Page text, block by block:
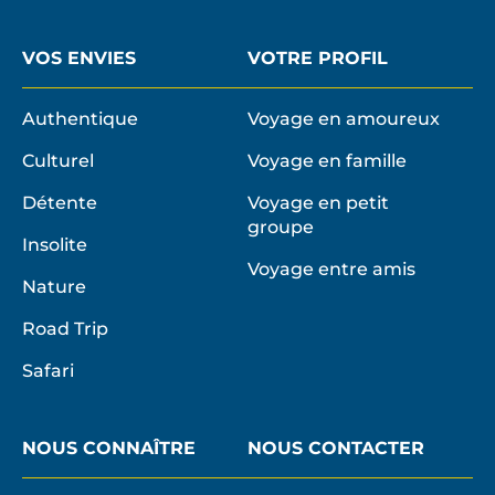
VOS ENVIES
Authentique
Culturel
Détente
Insolite
Nature
Road Trip
Safari
VOTRE PROFIL
Voyage en amoureux
Voyage en famille
Voyage en petit
groupe
Voyage entre amis
NOUS CONNAÎTRE NOUS CONTACTER